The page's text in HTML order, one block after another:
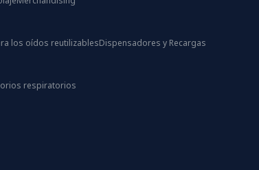
los oídos reutilizablesDispensadores y Recargas
respiratorios